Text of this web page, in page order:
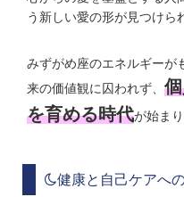
う新しい愛の形が見つけら
みずがめ座のエネルギーが
来の価値観に囚われず、
を育める時代が始まり
健康と自己ケアへ